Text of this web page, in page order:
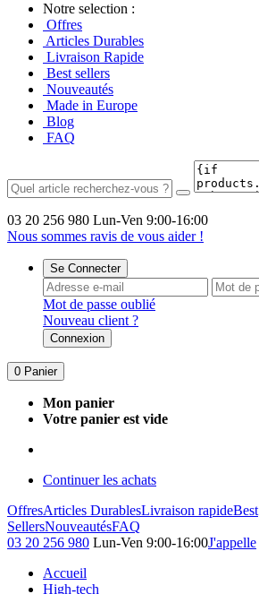
Notre selection :
Offres
Articles Durables
Livraison Rapide
Best sellers
Nouveautés
Made in Europe
Blog
FAQ
03 20 256 980 Lun-Ven 9:00-16:00
Nous sommes ravis de vous aider !
Se Connecter
Mot de passe oublié
Nouveau client ?
Connexion
0 Panier
Mon panier
Votre panier est vide
Continuer les achats
OffresArticles DurablesLivraison rapideBest
SellersNouveautésFAQ
03 20 256 980 Lun-Ven 9:00-16:00J'appelle
Accueil
High-tech